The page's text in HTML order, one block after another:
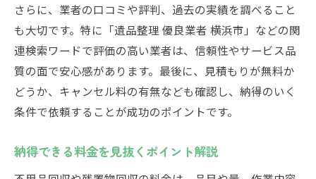
さらに、業者の口コミや評判、過去の実績を調べること
も大切です。特に「遺品整理 優良業者 横浜市」などの関
連検索ワードで評価の高い業者は、信頼性やサービス品
質の面で安心感があります。最後に、見積もりが無料か
どうか、キャンセル料の有無なども確認し、納得のいく
条件で依頼することが成功のポイントです。
納得できる料金を見抜くポイント解説